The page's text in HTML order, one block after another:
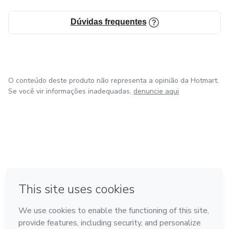
Dúvidas frequentes
O conteúdo deste produto não representa a opinião da Hotmart.
Se você vir informações inadequadas, denuncie aqui
Feito com ❤ em Bogotá